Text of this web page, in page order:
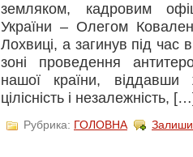
земляком, кадровим
України – Олегом
Лохвиці, а загинув під час
зоні проведення
нашої країни,
цілісність і незалежність,
Рубрика: ГОЛОВНА